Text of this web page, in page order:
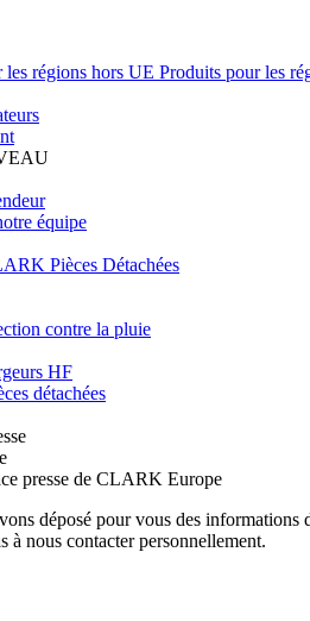
Produits pour les
équipe
Pièces Détachées
contre la pluie
HF
détachées
presse de CLARK Europe
déposé pour vous des
à nous contacter personnellement.